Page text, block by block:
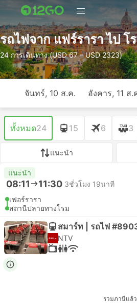
รถไฟจาก แฟร์รารา ไป โ
24 การเดินทาง (USD 67 – USD 2323)
จันทร์, 10 ส.ค. อังคาร, 11 ส.
ทั้งหมด24 15 6 3
แนะนำ
แนะนำ
08:11 11:30 3ชั่วโมง 19นาที
เฟอร์รารา
สถานีปลายทางโรม
สมาร์ท | รถไฟ
NTV
รวมภาษีแล้ว